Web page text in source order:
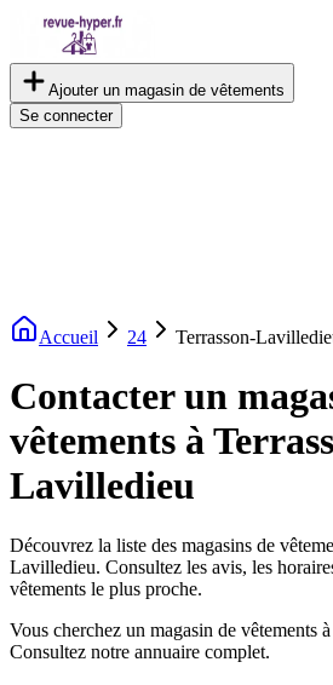
Ajouter un magasin de vêtements
Se connecter
Accueil 24 Terrasson-
Contacter un
vêtements à
Lavilledieu
Découvrez la liste des magasins de
Lavilledieu. Consultez les avis, les
vêtements le plus proche.
Vous cherchez un magasin de vêtements
Consultez notre annuaire complet.